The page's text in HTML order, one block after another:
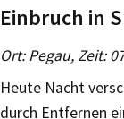
Einbruch in
Ort: Pegau, Zeit:
Heute Nacht
durch Entfernen